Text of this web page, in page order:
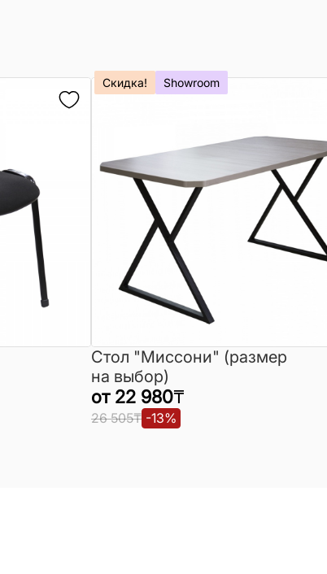
Скидка! Showroom
Стол "Миссони" (размер
на выбор)
от 22 980₸
26 505₸ -13%